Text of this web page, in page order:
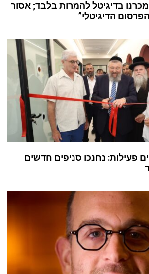
בדיגיטל להמרות בלבד; אסור
הדיגיטלי”
פעילות: נחנכו סניפים חדשים